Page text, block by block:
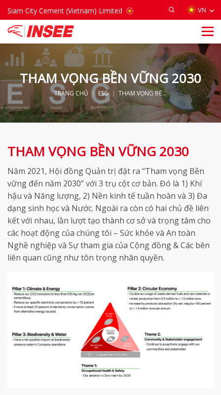
Siam City Cement (Vietnam) Limited VN
THAM VỌNG BỀN VỮNG 2030
TRANG CHỦ ESG THAM VỌNG BỀN VỮNG 2030
THAM VỌNG BỀN VỮNG 2030
Năm 2021, Hội đồng Quản trị đặt ra “Tham vọng Bền
vững đến năm 2030” với 3 trụ cột cơ bản. Đó là 1) Khí
hậu và Năng lượng, 2) Nền kinh tế tuần hoàn và 3) Đa
dạng sinh học và Nước. Ngoài ra còn có hai chủ đề liên
kết với nhau, lần lượt tạo thành cơ sở và trọng tâm cho
các hoạt động của chúng tôi – Sức khỏe và An toàn
Nghề nghiệp và Sự tham gia của Cộng đồng & Các bên
liên quan cũng như tôn trọng nhân quyền.